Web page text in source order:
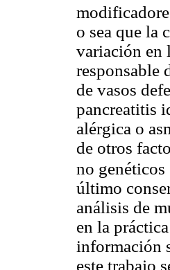
o sea que la
variación en
responsable
de vasos
pancreatitis
alérgica o
de otros
no
último
análisis de
en la
información
este trabajo